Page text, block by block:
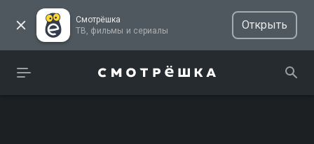
Смотрёшка
ТВ, фильмы и сериалы
Открыть